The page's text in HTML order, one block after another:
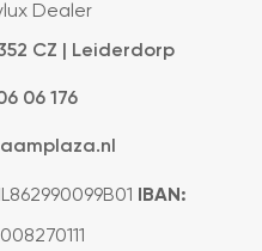
Dealer
CZ | Leiderdorp
06 176
IBAN: